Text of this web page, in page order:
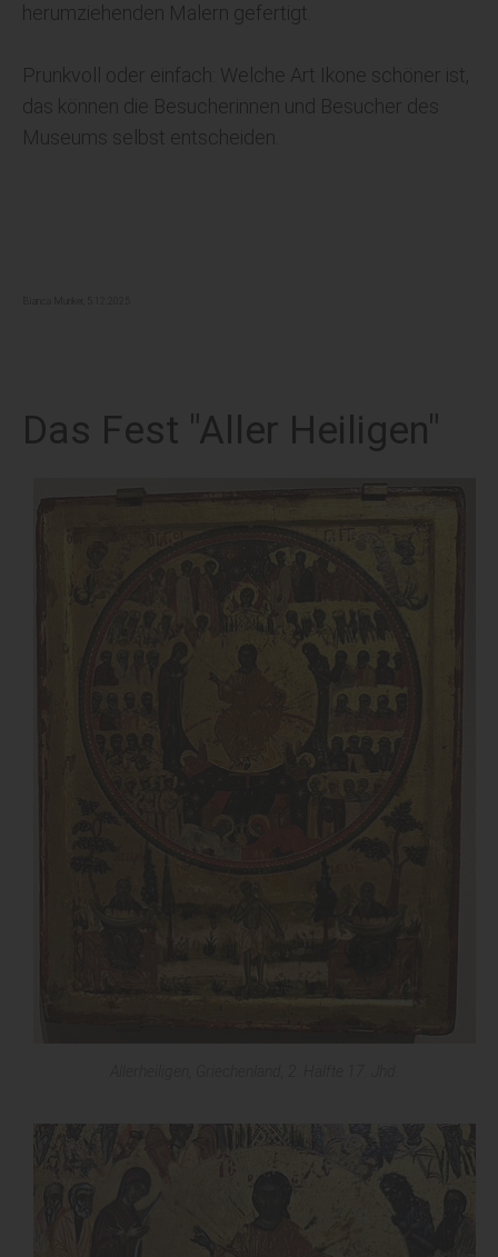
herumziehenden Malern gefertigt.
Prunkvoll oder einfach: Welche Art Ikone schöner ist,
das können die Besucherinnen und Besucher des
Museums selbst entscheiden.
Das Fest "Aller Heiligen"